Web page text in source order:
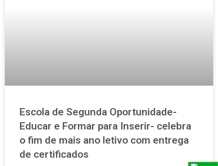
Escola de Segunda Oportunidade-
Educar e Formar para Inserir- celebra
o fim de mais ano letivo com entrega
de certificados